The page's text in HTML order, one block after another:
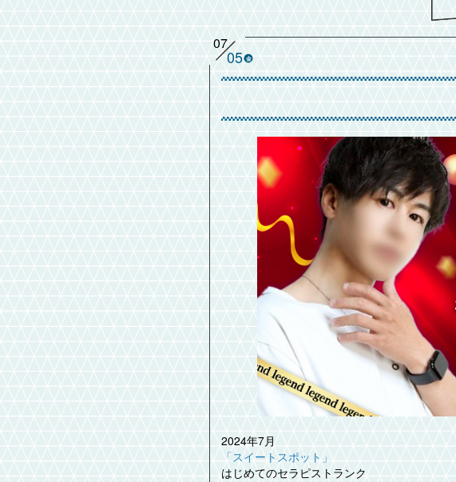
07
05 金
2024年7月
「スイートスポット」
はじめてのセラピストランク